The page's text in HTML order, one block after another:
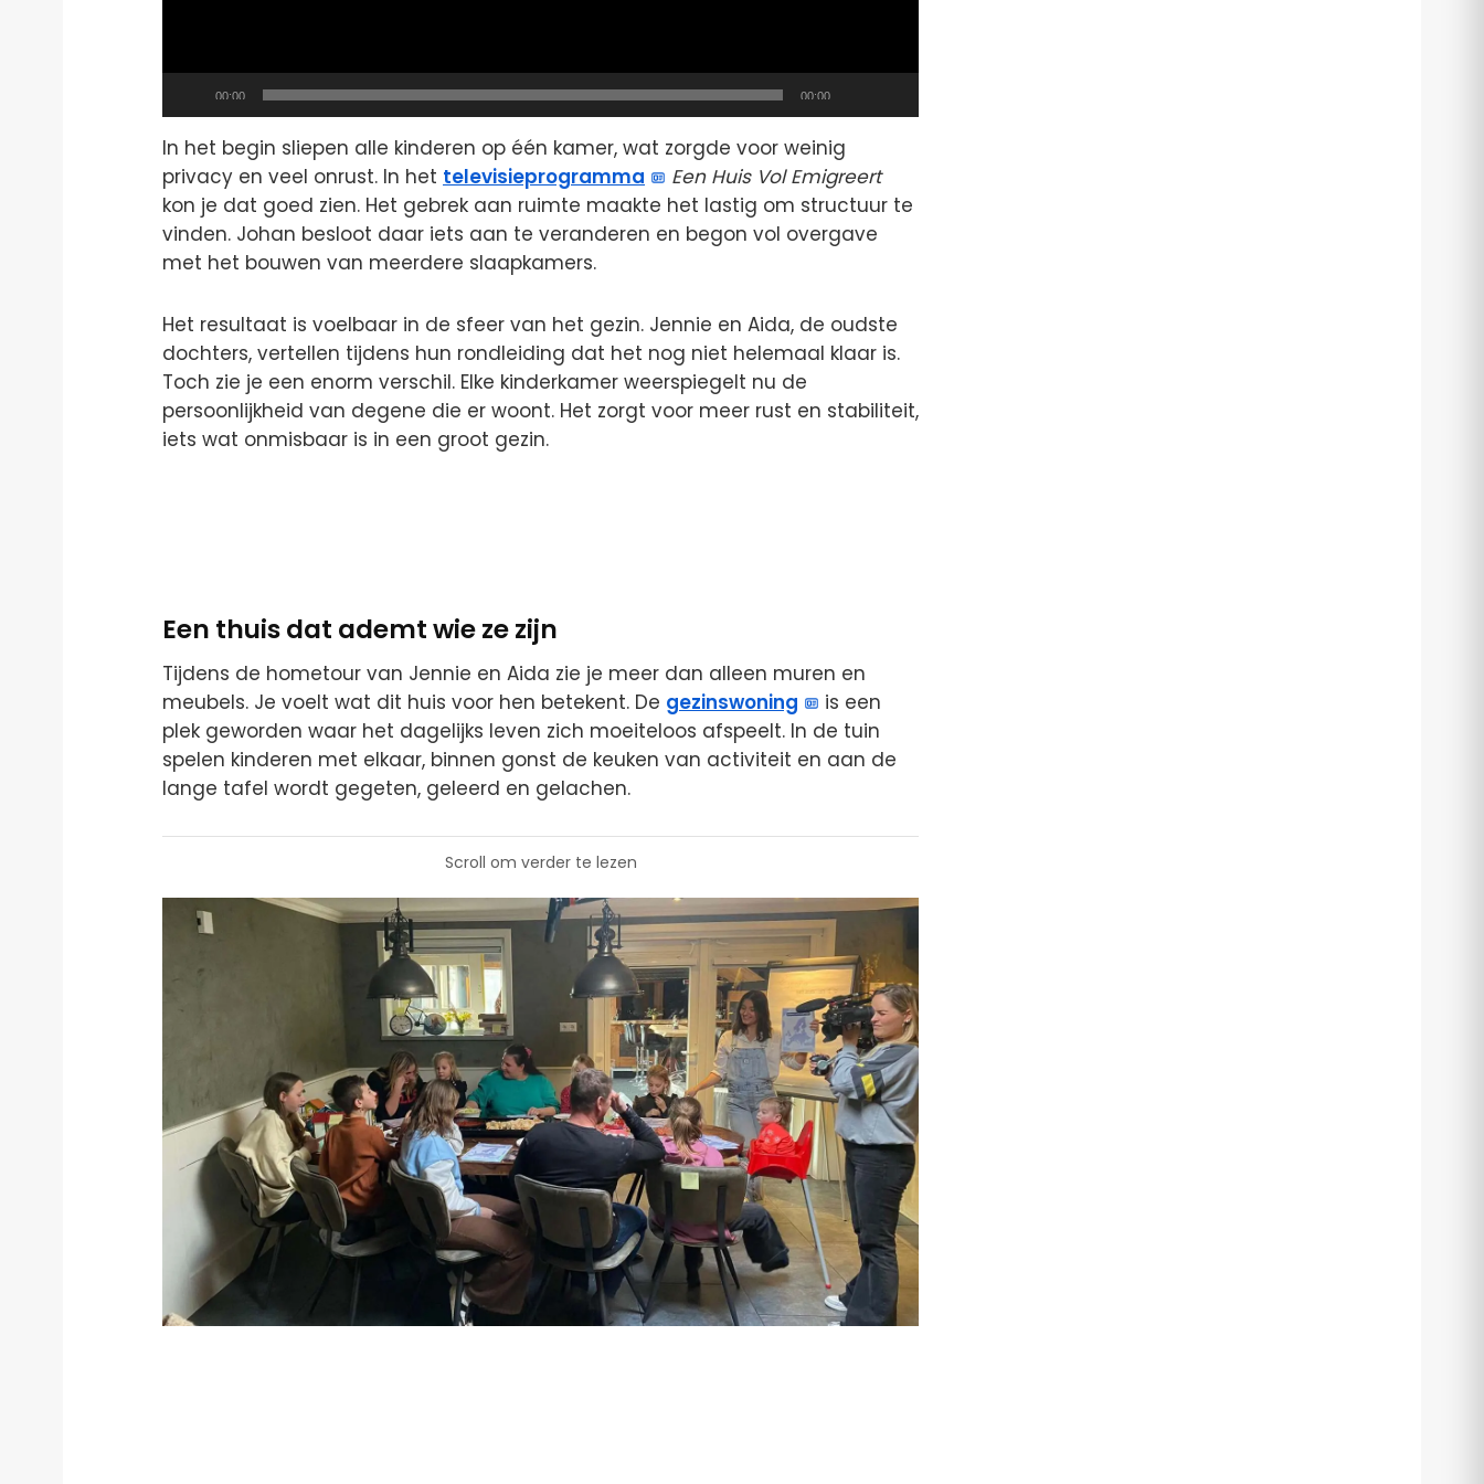
Current
00:00
Total
00:00
In het begin sliepen alle kinderen op één kamer, wat zorgde voor weinig
privacy en veel onrust. In het televisieprogramma
Een Huis Vol Emigreert
kon je dat goed zien. Het gebrek aan ruimte maakte het lastig om structuur te
vinden. Johan besloot daar iets aan te veranderen en begon vol overgave
met het bouwen van meerdere slaapkamers.
Het resultaat is voelbaar in de sfeer van het gezin. Jennie en Aida, de oudste
dochters, vertellen tijdens hun rondleiding dat het nog niet helemaal klaar is.
Toch zie je een enorm verschil. Elke kinderkamer weerspiegelt nu de
persoonlijkheid van degene die er woont. Het zorgt voor meer rust en stabiliteit,
iets wat onmisbaar is in een groot gezin.
Een thuis dat ademt wie ze zijn
Tijdens de hometour van Jennie en Aida zie je meer dan alleen muren en
meubels. Je voelt wat dit huis voor hen betekent. De gezinswoning
is een
plek geworden waar het dagelijks leven zich moeiteloos afspeelt. In de tuin
spelen kinderen met elkaar, binnen gonst de keuken van activiteit en aan de
lange tafel wordt gegeten, geleerd en gelachen.
Scroll om verder te lezen